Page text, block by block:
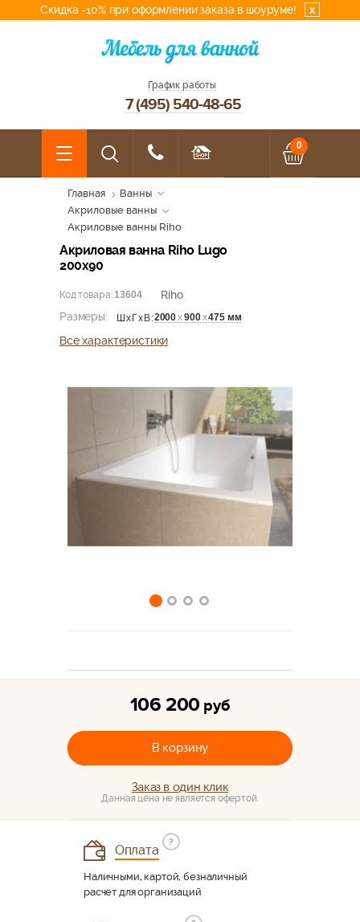
Скидка -10% при оформлении заказа в шоуруме! x
График работы
7 (495) 540-48-65
0
Главная
Ванны
Акриловые ванны
Акриловые ванны Riho
Акриловая ванна Riho Lugo
200x90
Код товара: 13604
Riho
Размеры:
ШхГхВ:2000х900х475 мм
Все характеристики
106 200 руб
В корзину
Заказ в один клик
Данная цена не является офертой.
Оплата
?
Наличными, картой, безналичный
расчет для организаций